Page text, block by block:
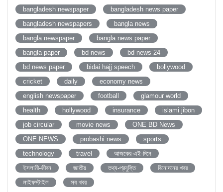
bangladesh newspaper
bangladesh news paper
bangladesh newspapers
bangla news
bangla newspaper
bangla news paper
bangla paper
bd news
bd news 24
bd news paper
bidai hajj speech
bollywood
cricket
daily
economy news
english newspaper
football
glamour world
health
hollywood insurance
islami jibon
job circular
movie news
ONE BD News
ONE NEWS
probashi news
sports
technology
travel
আজকের-এই-দিনে
ইসলামী-জীবন
জাতীয় তথ্য-প্রযুক্তি
বিনোদনের খবর
লাইফস্টাইল
সব খবর